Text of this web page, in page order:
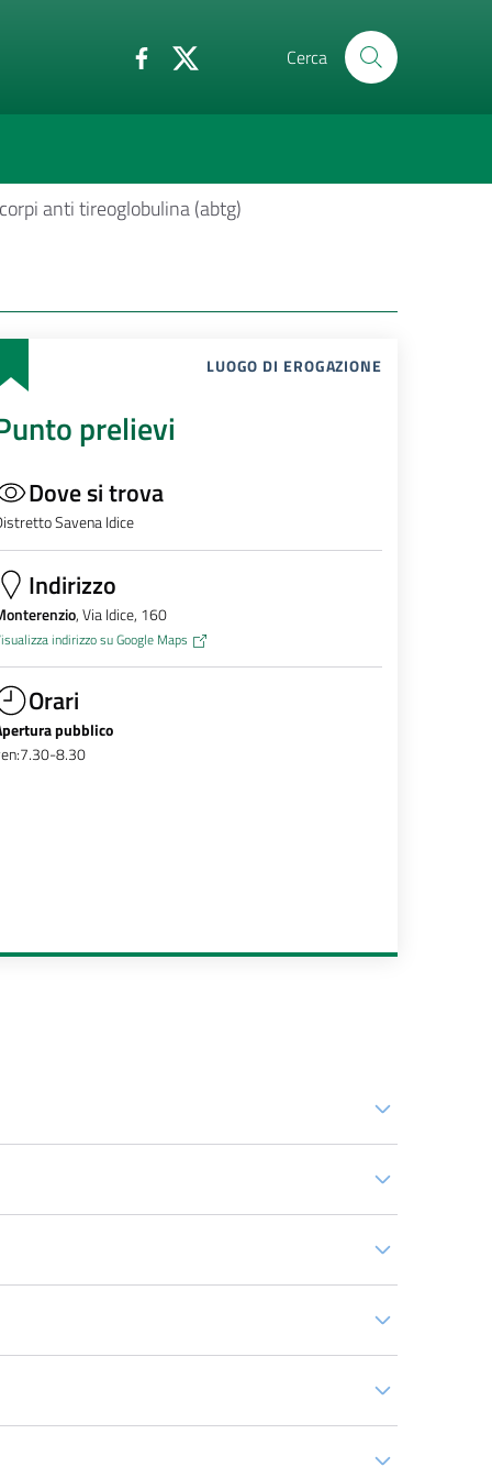
Cerca
anti tireoglobulina (abtg)
LUOGO DI EROGAZIONE
prelievi
Dove si trova
Savena Idice
Indirizzo
, Via Idice, 160
indirizzo su Google Maps
Orari
pubblico
8.30